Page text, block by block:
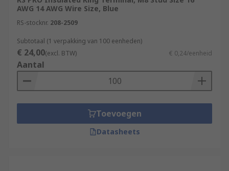
AWG 14 AWG Wire Size, Blue
RS-stocknr. 208-2509
Subtotaal (1 verpakking van 100 eenheden)
€ 24,00(excl. BTW) € 0,24/eenheid
Aantal
Toevoegen
Datasheets